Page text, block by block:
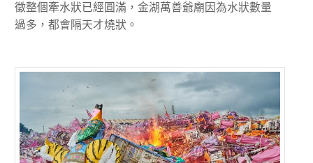
徵整個牽水狀已經圓滿，金湖萬善爺廟因為水狀數量
過多，都會隔天才燒狀。